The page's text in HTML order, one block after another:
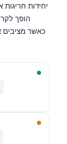
יחידות חריגות
כאשר מציבים